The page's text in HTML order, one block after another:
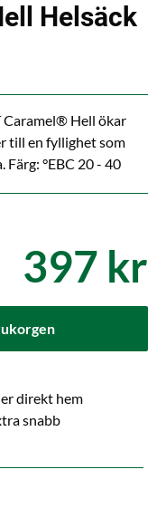
Helsäck
Caramel® Hell ökar
till en fyllighet som
°EBC 20 - 40
397 kr
direkt hem
snabb